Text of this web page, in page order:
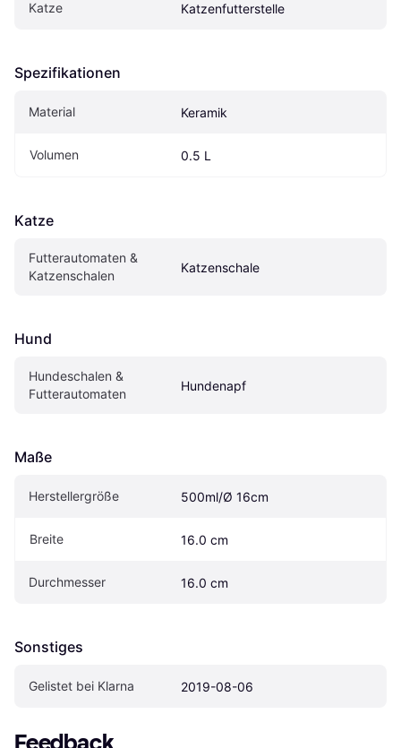
Katze Katzenfutterstelle
Spezifikationen
Material Keramik
Volumen 0.5 L
Katze
Futterautomaten &
Katzenschalen
Katzenschale
Hund
Hundeschalen &
Futterautomaten
Hundenapf
Maße
Herstellergröße 500ml/Ø 16cm
Breite 16.0 cm
Durchmesser 16.0 cm
Sonstiges
Gelistet bei Klarna 2019-08-06